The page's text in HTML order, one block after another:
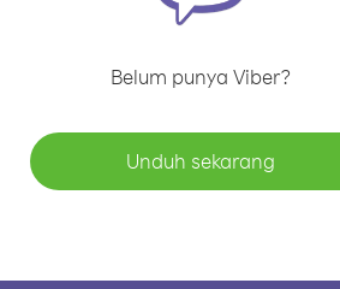
Belum punya Viber?
Unduh sekarang